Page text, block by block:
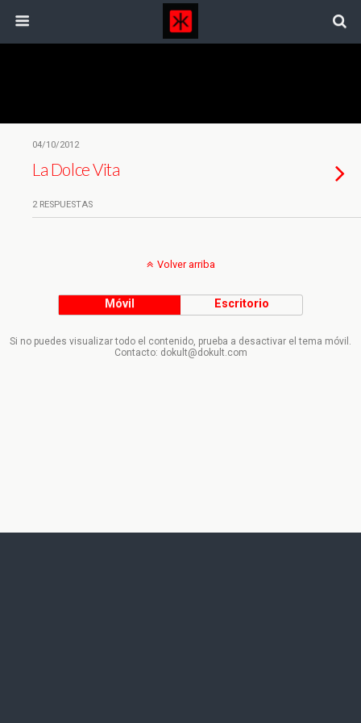
04/10/2012
La Dolce Vita
2 RESPUESTAS
Volver arriba
Móvil Escritorio
Si no puedes visualizar todo el contenido, prueba a desactivar el tema móvil.
Contacto: dokult@dokult.com